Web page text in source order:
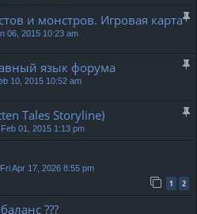
и монстров. Игровая карта
06, 2015 10:23 am
язык форума
10, 2015 10:52 am
Tales Storyline)
01, 2015 1:13 pm
Fri Apr 17, 2026 8:55 pm
1 2
???